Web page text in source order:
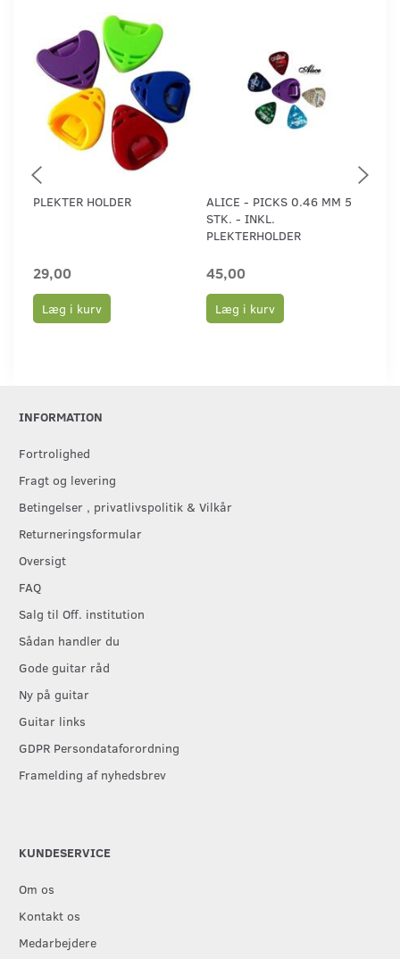
PLEKTER HOLDER
29,00
Læg i kurv
ALICE - PICKS 0.46 MM 5
STK. - INKL.
PLEKTERHOLDER
45,00
Læg i kurv
INFORMATION
Fortrolighed
Fragt og levering
Betingelser , privatlivspolitik & Vilkår
Returneringsformular
Oversigt
FAQ
Salg til Off. institution
Sådan handler du
Gode guitar råd
Ny på guitar
Guitar links
GDPR Persondataforordning
Framelding af nyhedsbrev
KUNDESERVICE
Om os
Kontakt os
Medarbejdere